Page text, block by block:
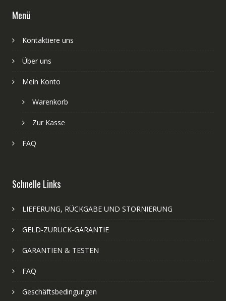
Menü
Kontaktiere uns
Über uns
Mein Konto
Warenkorb
Zur Kasse
FAQ
Schnelle Links
LIEFERUNG, RÜCKGABE UND STORNIERUNG
GELD-ZURÜCK-GARANTIE
GARANTIEN & TESTEN
FAQ
Geschäftsbedingungen